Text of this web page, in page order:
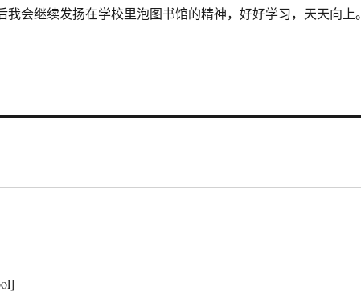
会继续发扬在学校里泡图书馆的精神，好好学习，天天向上。